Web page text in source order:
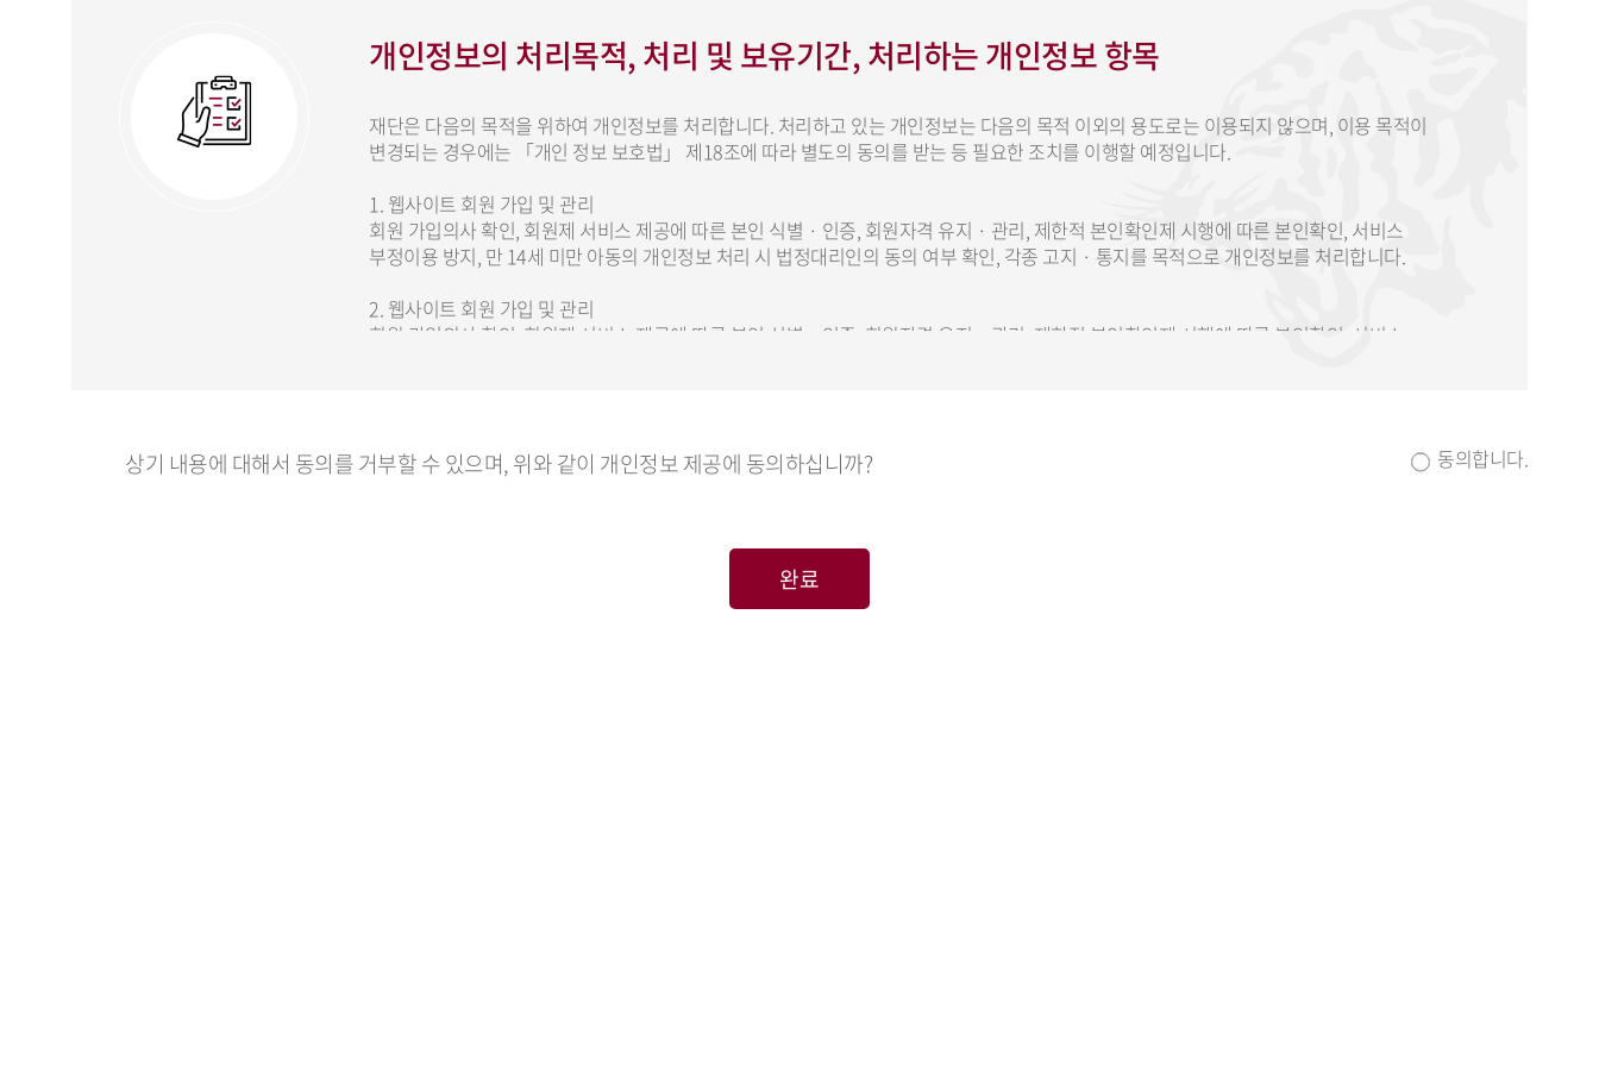
개인정보의 처리목적, 처리 및 보유기간, 처리하는 개인정보 항목
재단은 다음의 목적을 위하여 개인정보를 처리합니다. 처리하고 있는 개인정보는 다음의 목적 이외의 용도로는 이용되지 않으며, 이용 목적이
변경되는 경우에는 「개인 정보 보호법」 제18조에 따라 별도의 동의를 받는 등 필요한 조치를 이행할 예정입니다.
1. 웹사이트 회원 가입 및 관리
회원 가입의사 확인, 회원제 서비스 제공에 따른 본인 식별 · 인증, 회원자격 유지 · 관리, 제한적 본인확인제 시행에 따른 본인확인, 서비스
부정이용 방지, 만 14세 미만 아동의 개인정보 처리 시 법정대리인의 동의 여부 확인, 각종 고지 · 통지를 목적으로 개인정보를 처리합니다.
2. 웹사이트 회원 가입 및 관리
회원 가입의사 확인, 회원제 서비스 제공에 따른 본인 식별 · 인증, 회원자격 유지 · 관리, 제한적 본인확인제 시행에 따른 본인확인, 서비스
상기 내용에 대해서 동의를 거부할 수 있으며, 위와 같이 개인정보 제공에 동의하십니까? 동의합니다.